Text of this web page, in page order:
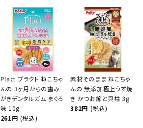
Plact プラクト ねこちゃ
んの 3ヶ月からの歯み
がきデンタルガム まぐろ
味 10g
261円 (税込)
素材そのまま ねこちゃ
んの 無添加極上うす焼
き かつお節と貝柱 3g
382円 (税込)